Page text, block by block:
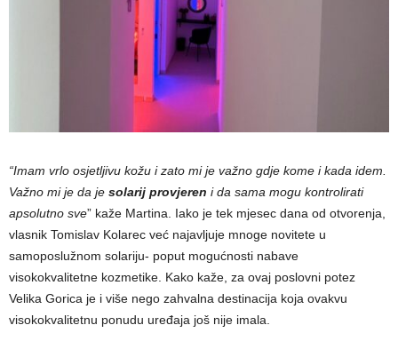
“Imam vrlo osjetljivu kožu i zato mi je važno gdje kome i kada idem.
Važno mi je da je solarij provjeren i da sama mogu kontrolirati
apsolutno sve” kaže Martina. Iako je tek mjesec dana od otvorenja,
vlasnik Tomislav Kolarec već najavljuje mnoge novitete u
samoposlužnom solariju- poput mogućnosti nabave
visokokvalitetne kozmetike. Kako kaže, za ovaj poslovni potez
Velika Gorica je i više nego zahvalna destinacija koja ovakvu
visokokvalitetnu ponudu uređaja još nije imala.